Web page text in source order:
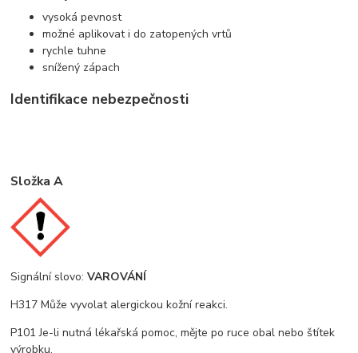
vysoká pevnost
možné aplikovat i do zatopených vrtů
rychle tuhne
snížený zápach
Identifikace nebezpečnosti
SložkaA
Signální slovo:VAROVÁNÍ
H317 Může vyvolat alergickou kožní reakci.
P101 Je-li nutná lékařská pomoc, mějte po ruce obal nebo štítek
výrobku.